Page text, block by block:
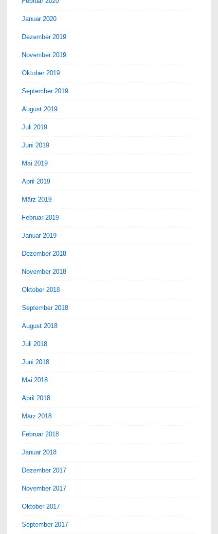
Januar 2020
Dezember 2019
November 2019
Oktober 2019
September 2019
August 2019
Juli 2019
Juni 2019
Mai 2019
April 2019
März 2019
Februar 2019
Januar 2019
Dezember 2018
November 2018
Oktober 2018
September 2018
August 2018
Juli 2018
Juni 2018
Mai 2018
April 2018
März 2018
Februar 2018
Januar 2018
Dezember 2017
November 2017
Oktober 2017
September 2017